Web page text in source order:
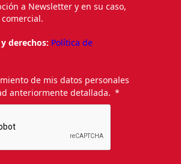
a Newsletter y en su caso,
derechos: Política de
de mis datos personales
anteriormente detallada.